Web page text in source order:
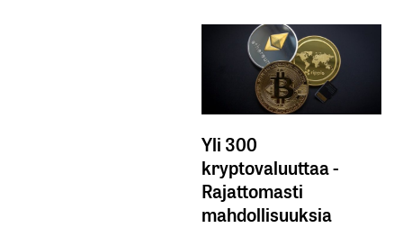
Yli 300
kryptovaluuttaa -
Rajattomasti
mahdollisuuksia